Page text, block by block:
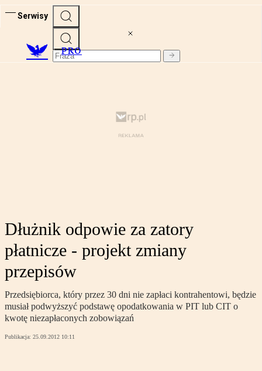
Serwisy
PRO
Dłużnik odpowie za zatory
płatnicze - projekt zmiany
przepisów
Przedsiębiorca, który przez 30 dni nie zapłaci kontrahentowi, będzie
musiał podwyższyć podstawę opodatkowania w PIT lub CIT o
kwotę niezapłaconych zobowiązań
Publikacja: 25.09.2012 10:11